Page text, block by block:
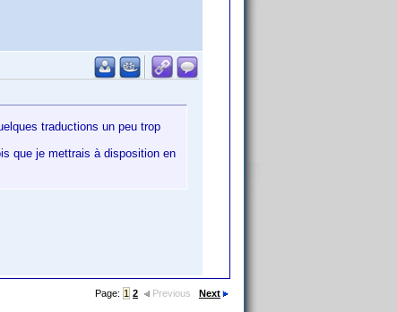
traductions un peu trop
que je mettrais à disposition en
Page: 1 2 Previous Next